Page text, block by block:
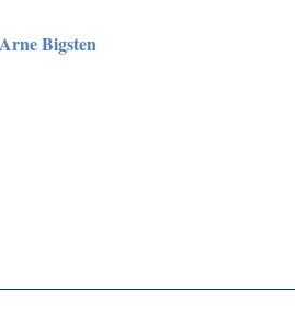
Arne Bigsten